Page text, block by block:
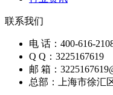
联系我们
电 话：400-616-
Q Q：3225167619
邮 箱：
总部：上海市徐汇